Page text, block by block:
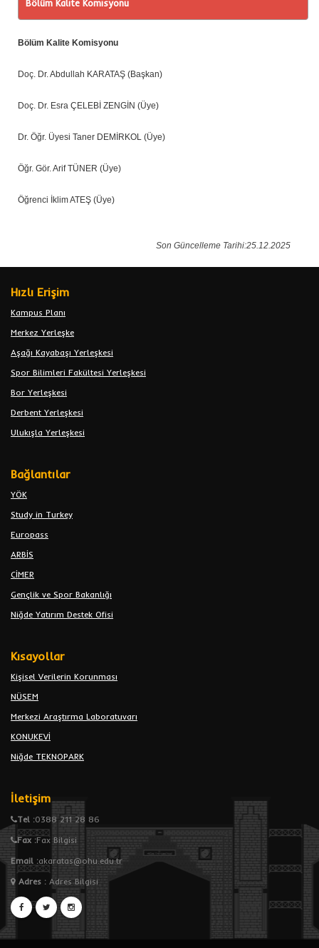
Bölüm Kalite Komisyonu
Bölüm Kalite Komisyonu
Doç. Dr. Abdullah KARATAŞ (Başkan)
Doç. Dr. Esra ÇELEBİ ZENGİN (Üye)
Dr. Öğr. Üyesi Taner DEMİRKOL (Üye)
Öğr. Gör. Arif TÜNER (Üye)
Öğrenci İklim ATEŞ (Üye)
Son Güncelleme Tarihi:25.12.2025
Hızlı Erişim
Kampus Planı
Merkez Yerleşke
Aşağı Kayabaşı Yerleşkesi
Spor Bilimleri Fakültesi Yerleşkesi
Bor Yerleşkesi
Derbent Yerleşkesi
Ulukışla Yerleşkesi
Bağlantılar
YÖK
Study in Turkey
Europass
ARBİS
CİMER
Gençlik ve Spor Bakanlığı
Niğde Yatırım Destek Ofisi
Kısayollar
Kişisel Verilerin Korunması
NÜSEM
Merkezi Araştırma Laboratuvarı
KONUKEVİ
Niğde TEKNOPARK
İletişim
Tel :0388 211 28 86
Fax :Fax Bilgisi
Email :akaratas@ohu.edu.tr
Adres : Adres Bilgisi